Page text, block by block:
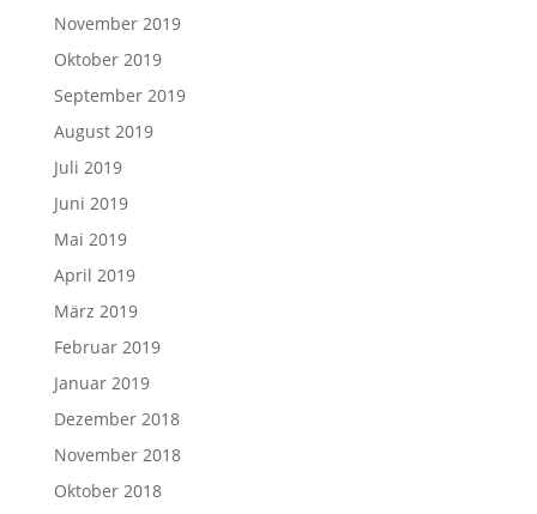
November 2019
Oktober 2019
September 2019
August 2019
Juli 2019
Juni 2019
Mai 2019
April 2019
März 2019
Februar 2019
Januar 2019
Dezember 2018
November 2018
Oktober 2018